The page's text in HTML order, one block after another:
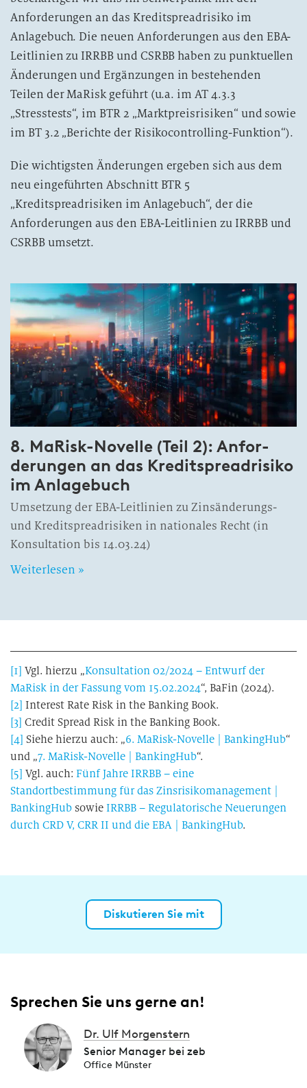
Anforderungen an das Kreditspreadrisiko im
Anlagebuch. Die neuen Anforderungen aus den EBA-
Leitlinien zu IRRBB und CSRBB haben zu punktuellen
Änderungen und Ergänzungen in bestehenden
Teilen der MaRisk geführt (u.a. im AT 4.3.3
„Stresstests“, im BTR 2 „Marktpreisrisiken“ und sowie
im BT 3.2 „Berichte der Risikocontrolling-Funktion“).
Die wichtigsten Änderungen ergeben sich aus dem
neu eingeführten Abschnitt BTR 5
„Kreditspreadrisiken im Anlagebuch“, der die
Anforderungen aus den EBA-Leitlinien zu IRRBB und
CSRBB umsetzt.
8. MaRisk-­Novelle (Teil 2): An­for­
derungen an das Kredit­spread­risiko
im Anlage­buch
Umsetzung der EBA-Leitlinien zu Zinsänderungs-
und Kreditspreadrisiken in nationales Recht (in
Konsultation bis 14.03.24)
Weiterlesen »
[1] Vgl. hierzu „Konsultation 02/2024 – Entwurf der
MaRisk in der Fassung vom 15.02.2024“, BaFin (2024).
[2] Interest Rate Risk in the Banking Book.
[3] Credit Spread Risk in the Banking Book.
[4] Siehe hierzu auch: „6. MaRisk-Novelle | BankingHub“
und „7. MaRisk-Novelle | BankingHub“.
[5] Vgl. auch: Fünf Jahre IRRBB – eine
Standortbestimmung für das Zinsrisikomanagement |
BankingHub sowie IRRBB – Regulatorische Neuerungen
durch CRD V, CRR II und die EBA | BankingHub.
Diskutieren Sie mit
Sprechen Sie uns gerne an!
Dr. Ulf Morgenstern
Senior Manager bei zeb
Office Münster